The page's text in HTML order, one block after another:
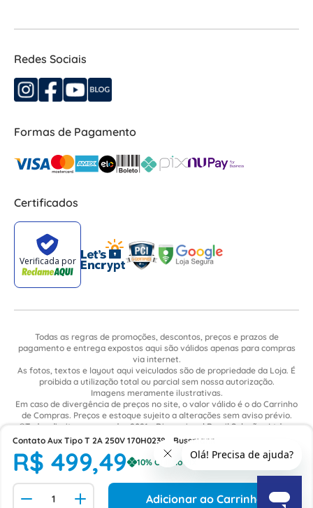
Contato Aux Tipo T 2A 250V 170H0238 - Bussmann
R$ 499,49
Adicionar ao Carrinho
Redes Sociais
Formas de Pagamento
Certificados
Todas as regras de promoções, descontos, preços e prazos de
pagamento e entrega expostos aqui são válidos apenas para compras
via internet.
As fotos, textos e layout aqui veiculados são de propriedade da Loja. É
proibida a utilização total ou parcial sem nossa autorização.
Imagens meramente ilustrativas.
Em caso de divergência de preços no site, o valor válido é o do Carrinho
de Compras. Preços e estoque sujeito a alterações sem aviso prévio.
©Todos direitos reservados 2021 - Dimensional Brasil Soluções Ltda. -
CNPJ: 06.913.480/0015-63 - Avenida Armando Ragonha, 190 - Bairro
Village Limeira. Pavilhão Sítio São João - Limeira - SP / CEP: 13.481-316